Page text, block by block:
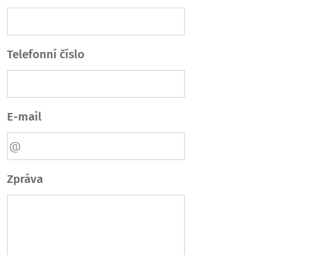
Telefonní číslo
E-mail
Zpráva